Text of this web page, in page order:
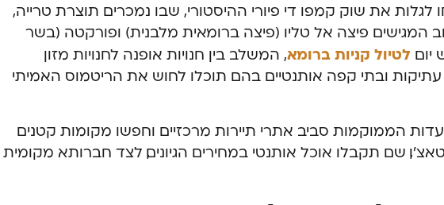
לגלות את שוק קמפו די פיורי ההיסטורי, שבו נמכרים תוצרת טרייה,
המגישים פיצה אל טליו (פיצה ברומאית מלבנית) ופורקטה (בשר
יום לטיול קניות ברומא, המשלב בין חנויות אופנה לחנויות מזון
עתיקות ובתי קפה אותנטיים בהם תוכלו לחוש את הריטמוס האמיתי
הממוקמות סביב אתרי תיירות מרכזיים וחפשו מקומות קטנים
שם תקבלו אוכל אותנטי במחירים הגיונים, לצד חברותא מקומית